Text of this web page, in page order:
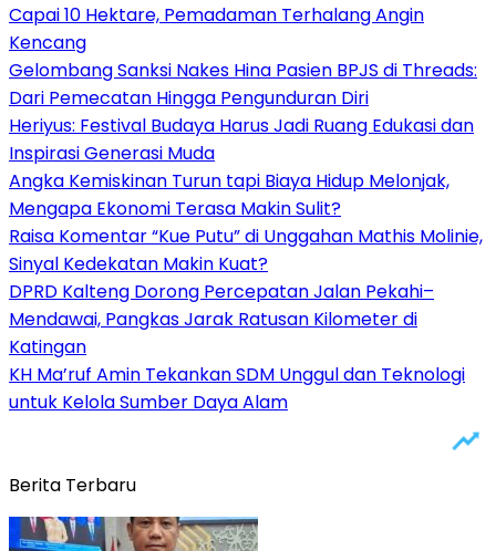
Capai 10 Hektare, Pemadaman Terhalang Angin
Kencang
Gelombang Sanksi Nakes Hina Pasien BPJS di Threads:
Dari Pemecatan Hingga Pengunduran Diri
Heriyus: Festival Budaya Harus Jadi Ruang Edukasi dan
Inspirasi Generasi Muda
Angka Kemiskinan Turun tapi Biaya Hidup Melonjak,
Mengapa Ekonomi Terasa Makin Sulit?
Raisa Komentar “Kue Putu” di Unggahan Mathis Molinie,
Sinyal Kedekatan Makin Kuat?
DPRD Kalteng Dorong Percepatan Jalan Pekahi–
Mendawai, Pangkas Jarak Ratusan Kilometer di
Katingan
KH Ma’ruf Amin Tekankan SDM Unggul dan Teknologi
untuk Kelola Sumber Daya Alam
Berita Terbaru